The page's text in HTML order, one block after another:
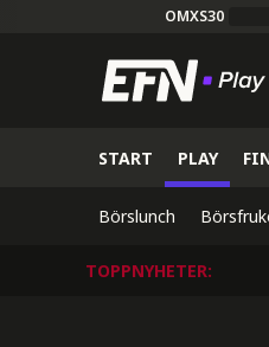
OMXS30
START PLAY
Börslunch
TOPPNYHETER: